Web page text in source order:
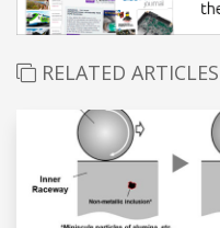
RELATED ARTICLES